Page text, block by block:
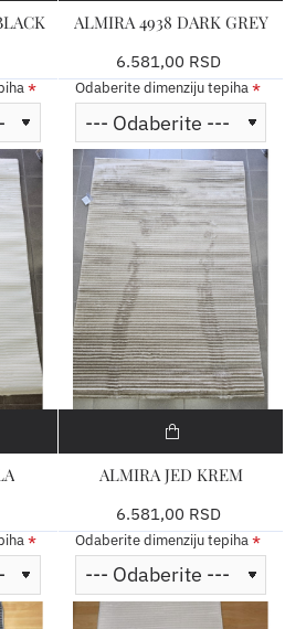
ALMIRA 4938 DARK GREY
6.581,00 RSD
Odaberite dimenziju tepiha
ALMIRA JED KREM
6.581,00 RSD
Odaberite dimenziju tepiha